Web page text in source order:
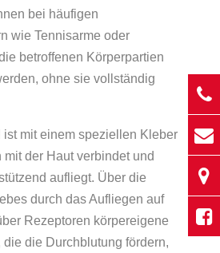
bei häufigen
wie Tennisarme oder
betroffenen Körperpartien
ohne sie vollständig
ist mit einem speziellen Kleber
der Haut verbindet und
aufliegt. Über die
durch das Aufliegen auf
Rezeptoren körpereigene
die Durchblutung fördern,